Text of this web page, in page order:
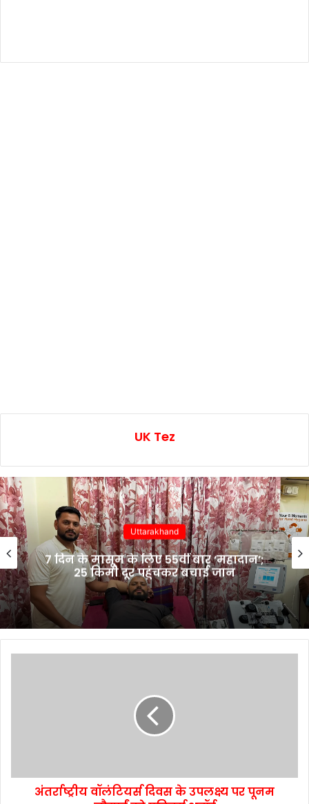
UK Tez
Uttarakhand
7 दिन के मासूम के लिए 55वीं बार ‘महादान’;
25 किमी दूर पहुंचकर बचाई जान
अंतर्राष्ट्रीय वॉलंटियर्स दिवस के उपलक्ष्य पर पूनम